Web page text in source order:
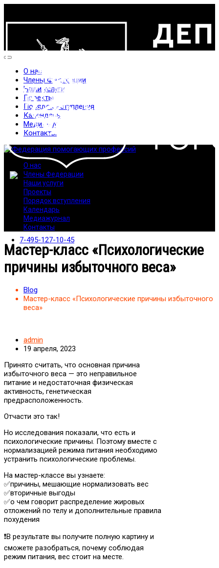
7-495-127-10-45
О нас
Члены Федерации
Наши услуги
Проекты
Порядок вступления
Календарь
Медиажурнал
Контакты
О нас
Члены Федерации
Наши услуги
Проекты
Порядок вступления
Календарь
Медиажурнал
Контакты
Мастер-класс «Психологические
причины избыточного веса»
Blog
Мастер-класс «Психологические причины избыточного
веса»
admin
19 апреля, 2023
Принято считать, что основная причина
избыточного веса — это неправильное
питание и недостаточная физическая
активность, генетическая
предрасположенность.
Отчасти это так!
Но исследования показали, что есть и
психологические причины. Поэтому вместе с
нормализацией режима питания необходимо
устранить психологические проблемы.
На мастер-классе вы узнаете:
✅причины, мешающие нормализовать вес
✅вторичные выгоды
✅о чем говорит распределение жировых
отложений по телу и дополнительные правила
похудения
❗️В результате вы получите полную картину и
сможете разобраться, почему соблюдая
режим питания, вес стоит на месте.